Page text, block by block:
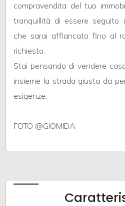
compravendita del tuo
tranquillità di essere seguito
che sarai affiancato fino al
richiesto.
Stai pensando di vendere
insieme la strada giusta da
esigenze.
FOTO @GIOMIDA
2
3
4
5
5+
-